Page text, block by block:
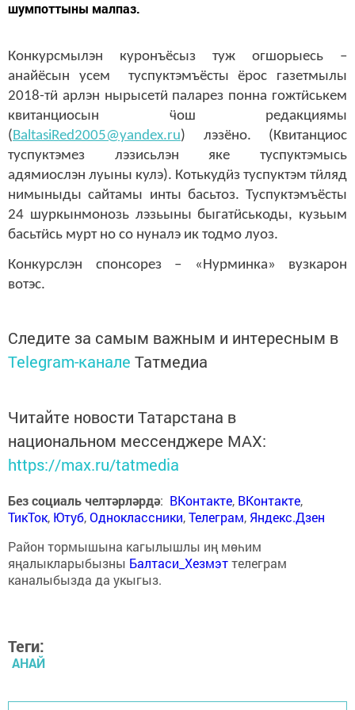
шумпоттыны малпаз.
Конкурсмылэн куронъёсыз туж огшорыесь –
анайёсын усем туспуктэмъёсты ёрос газетмылы
2018-тӥ арлэн нырысетӥ паларез понна гожтӥськем
квитанциосын ӵош редакциямы
( BaltasiRed2005@yandex.ru) лэзёно. (Квитанциос
туспуктэмез лэзисьлэн яке туспуктэмысь
адямиослэн луыны кулэ). Котькудӥз туспуктэм тӥляд
нимыныды сайтамы инты басьтоз. Туспуктэмъёсты
24 шуркынмонозь лэзьыны быгатӥськоды, кузьым
басьтӥсь мурт но со нуналэ ик тодмо луоз.
Конкурслэн спонсорез – «Нурминка» вузкарон
вотэс.
Следите за самым важным и интересным в
Telegram-канале Татмедиа
Читайте новости Татарстана в
национальном мессенджере MАХ:
https://max.ru/tatmedia
Без социаль челтәрләрдә: ВКонтакте, ВКонтакте,
ТикТок, Ютуб,Одноклассники,Телеграм, Яндекс.Дзен
Район тормышына кагылышлы иң мөһим
яңалыкларыбызны Балтаси_Хезмэттелеграм
каналыбызда да укыгыз.
Теги:
АНАЙ